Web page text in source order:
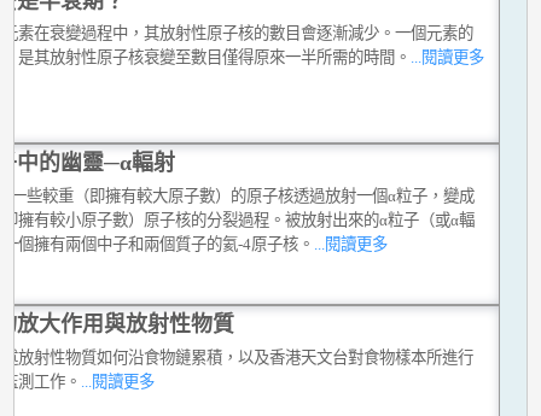
素在衰變過程中，其放射性原子核的數目會逐漸減少。一個元素的
是其放射性原子核衰變至數目僅得原來一半所需的時間。 ...閱讀更多
中的幽靈─α輻射
一些較重（即擁有較大原子數）的原子核透過放射一個α粒子，變成
擁有較小原子數）原子核的分裂過程。被放射出來的α粒子（或α輻
個擁有兩個中子和兩個質子的氦-4原子核。
...閱讀更多
放大作用與放射性物質
放射性物質如何沿食物鏈累積，以及香港天文台對食物樣本所進行
測工作。 ...閱讀更多